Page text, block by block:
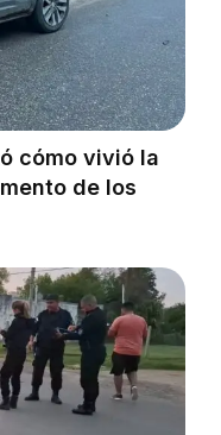
cómo vivió la
de los